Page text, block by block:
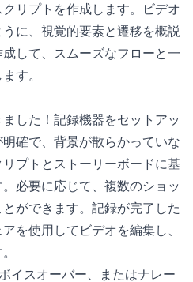
リプトを作成します。ビデオ
に、視覚的要素と遷移を概説
して、スムーズなフローと一
す。
した！記録機器をセットアッ
確で、背景が散らかっていな
プトとストーリーボードに基
必要に応じて、複数のショッ
ができます。記録が完了した
を使用してビデオを編集し、
イスオーバー、またはナレー